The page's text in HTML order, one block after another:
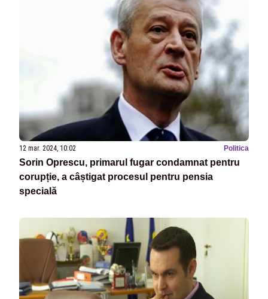
12 mar. 2024, 10:02 Politica
Sorin Oprescu, primarul fugar condamnat pentru
corupție, a câștigat procesul pentru pensia
specială